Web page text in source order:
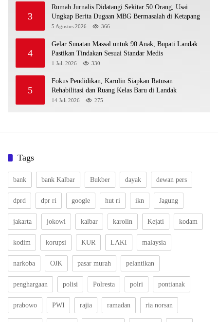
3
Rumah Jurnalis Didatangi Sekitar 50 Orang, Usai
Ungkap Berita Dugaan MBG Bermasalah di Ketapang
5 Agustus 2026 366
4
Gelar Sunatan Massal untuk 90 Anak, Bupati Landak
Pastikan Tindakan Sesuai Standar Medis
1 Juli 2026 330
5
Fokus Pendidikan, Karolin Siapkan Ratusan
Rehabilitasi dan Ruang Kelas Baru di Landak
14 Juli 2026 275
Tags
bank bank Kalbar Bukber dayak dewan pers
dprd dpr ri google hut ri ikn Jagung
jakarta jokowi kalbar karolin Kejati kodam
kodim korupsi KUR LAKI malaysia
narkoba OJK pasar murah pelantikan
penghargaan polisi Polresta polri pontianak
prabowo PWI rajia ramadan ria norsan